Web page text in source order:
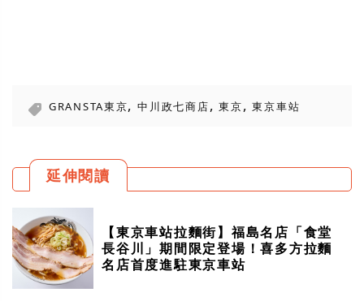
GRANSTA東京, 中川政七商店, 東京, 東京車站
延伸閱讀
【東京車站拉麵街】福島名店「食堂
長谷川」期間限定登場！喜多方拉麵
名店首度進駐東京車站